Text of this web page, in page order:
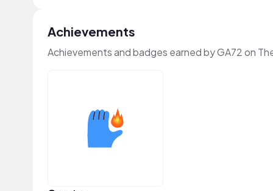
Achievements
Achievements and badges earned by GA72 on